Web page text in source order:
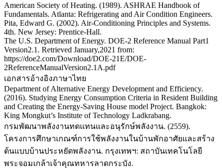
American Society of Heating. (1989). ASHRAE Handbook of
Fundamentals. Atlanta: Refrigerating and Air Condition Engineers.
Pita, Edward G. (2002). Air-Conditioning Principles and Systems.
4th. New Jersey: Prentice-Hall.
The U.S. Department of Energy. DOE-2 Reference Manual Part1
Version2.1. Retrieved January,2021 from:
https://doe2.com/Download/DOE-21E/DOE-
2ReferenceManualVersion2.1A.pdf
เอกสารอ้างอิงภาษาไทย
Department of Alternative Energy Development and Efficiency.
(2016). Studying Energy Consumption Criteria in Resident Building
and Creating the Energy-Saving House model Project. Bangkok:
King Mongkut’s Institute of Technology Ladkrabang.
กรมพัฒนาพลังงานทดแทนและอนุรักษ์พลังงาน. (2559).
โครงการศึกษาเกณฑ์การใช้พลังงานในบ้านพักอาศัยและสร้าง
ต้นแบบบ้านประหยัดพลังงาน. กรุงเทพฯ: สถาบันเทคโนโลยี
พระจอมเกล้าเจ้าคุณทหารลาดกระบัง.